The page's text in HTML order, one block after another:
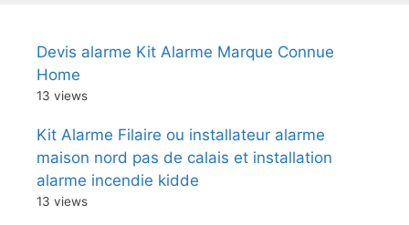
Devis alarme Kit Alarme Marque Connue
Home
13 views
Kit Alarme Filaire ou installateur alarme
maison nord pas de calais et installation
alarme incendie kidde
13 views